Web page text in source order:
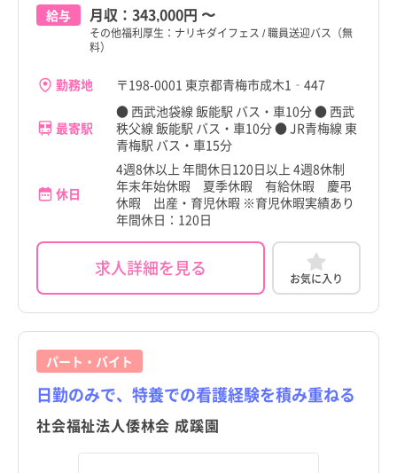
都道府県すべて
東京都
北海道
青森県
宮城県
山形県
栃木県
埼玉県
墨田区
目黒区
世田谷区
渋谷区
豊島区
北区
荒川区
給与 月収： 343,000円 〜
その他福利厚生：ナリキダイフェス / 職員送迎バス（無
料）
勤務地 〒198-0001 東京都青梅市成木1‐447
最寄駅
● 西武池袋線 飯能駅 バス・車10分 ● 西武
秩父線 飯能駅 バス・車10分 ● JR青梅線 東
青梅駅 バス・車15分
休日
4週8休以上 年間休日120日以上 4週8休制
年末年始休暇 夏季休暇 有給休暇 慶弔
休暇 出産・育児休暇 ※育児休暇実績あり
年間休日：120日
求人詳細を見る お気に入り
パート・バイト
日勤のみで、特養での看護経験を積み重ねる
社会福祉法人倭林会 成蹊園
都道府県すべて
東京都
北海道
青森県
宮城県
山形県
栃木県
埼玉県
墨田区
目黒区
世田谷区
渋谷区
豊島区
北区
荒川区